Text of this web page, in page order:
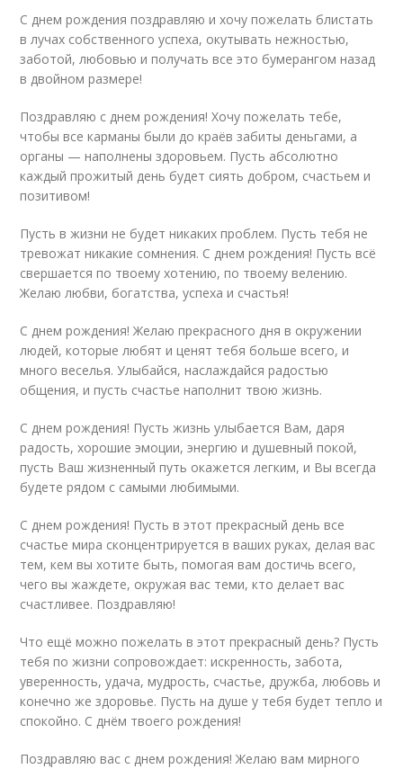
С днем рождения поздравляю и хочу пожелать блистать
в лучах собственного успеха, окутывать нежностью,
заботой, любовью и получать все это бумерангом назад
в двойном размере!
Поздравляю с днем рождения! Хочу пожелать тебе,
чтобы все карманы были до краёв забиты деньгами, а
органы — наполнены здоровьем. Пусть абсолютно
каждый прожитый день будет сиять добром, счастьем и
позитивом!
Пусть в жизни не будет никаких проблем. Пусть тебя не
тревожат никакие сомнения. С днем рождения! Пусть всё
свершается по твоему хотению, по твоему велению.
Желаю любви, богатства, успеха и счастья!
С днем рождения! Желаю прекрасного дня в окружении
людей, которые любят и ценят тебя больше всего, и
много веселья. Улыбайся, наслаждайся радостью
общения, и пусть счастье наполнит твою жизнь.
С днем рождения! Пусть жизнь улыбается Вам, даря
радость, хорошие эмоции, энергию и душевный покой,
пусть Ваш жизненный путь окажется легким, и Вы всегда
будете рядом с самыми любимыми.
С днем рождения! Пусть в этот прекрасный день все
счастье мира сконцентрируется в ваших руках, делая вас
тем, кем вы хотите быть, помогая вам достичь всего,
чего вы жаждете, окружая вас теми, кто делает вас
счастливее. Поздравляю!
Что ещё можно пожелать в этот прекрасный день? Пусть
тебя по жизни сопровождает: искренность, забота,
уверенность, удача, мудрость, счастье, дружба, любовь и
конечно же здоровье. Пусть на душе у тебя будет тепло и
спокойно. С днём твоего рождения!
Поздравляю вас с днем рождения! Желаю вам мирного